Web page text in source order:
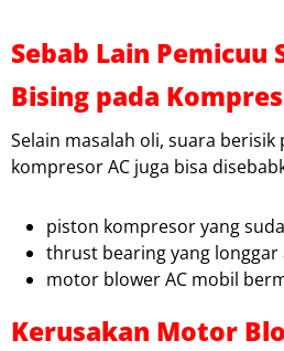
Sebab Lain Pemicuu
Bising pada
Selain masalah oli, suara berisik
kompresor AC juga bisa
piston kompresor yang
thrust bearing yang longgar
motor blower AC mobil
Kerusakan Motor